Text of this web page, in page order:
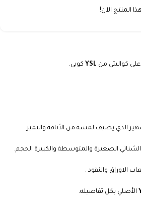
الآن!
كواليتي من YSL كوبي.
الذي يضيف لمسة من الأناقة والتميز.
الأصلي بكل تفاصيله.